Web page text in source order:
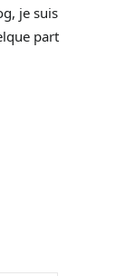
je suis
part